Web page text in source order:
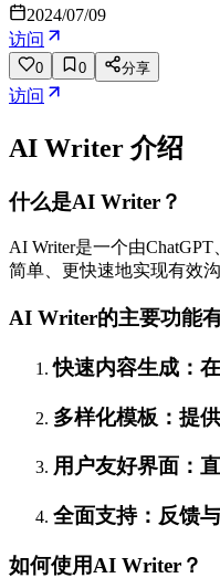
2024/07/09
访问
0 0 分享
访问
AI Writer 介绍
什么是AI Writer？
AI Writer是一个由
简单、更快速地实现有效沟
AI Writer的主要功能
快速内容生成：
多样化模板：提
用户友好界面：
全面支持：反馈
如何使用AI Writer？